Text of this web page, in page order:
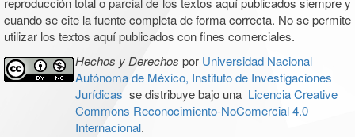
cuando se cite la fuente completa de forma correcta. No se permite
utilizar los textos aquí publicados con fines comerciales.
Hechos y Derechos por Universidad Nacional
Autónoma de México, Instituto de Investigaciones
Jurídicas se distribuye bajo una Licencia Creative
Commons Reconocimiento-NoComercial 4.0
Internacional.